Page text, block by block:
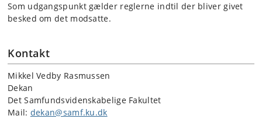
Som udgangspunkt gælder reglerne indtil der bliver givet
besked om det modsatte.
Kontakt
Mikkel Vedby Rasmussen
Dekan
Det Samfundsvidenskabelige Fakultet
Mail: dekan@samf.ku.dk